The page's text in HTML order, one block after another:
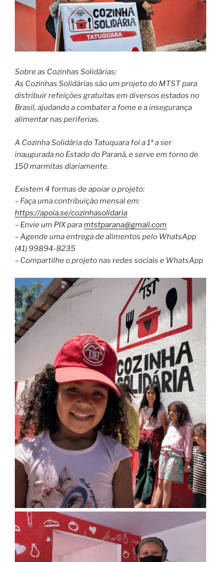
Sobre as Cozinhas Solidárias:
As Cozinhas Solidárias são um projeto do MTST para
distribuir refeições gratuitas em diversos estados no
Brasil, ajudando a combater a fome e a insegurança
alimentar nas periferias.
A Cozinha Solidária do Tatuquara foi a 1ª a ser
inaugurada no Estado do Paraná, e serve em torno de
150 marmitas diariamente.
Existem 4 formas de apoiar o projeto:
– Faça uma contribuição mensal em:
https://apoia.se/cozinhasolidaria
– Envie um PIX paramtstparana@gmail.com
– Agende uma entrega de alimentos pelo WhatsApp
(41) 99894-8235
– Compartilhe o projeto nas redes sociais e WhatsApp